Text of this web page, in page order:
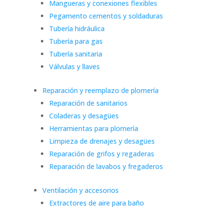
Mangueras y conexiones flexibles
Pegamento cementos y soldaduras
Tubería hidráulica
Tubería para gas
Tubería sanitaria
Válvulas y llaves
Reparación y reemplazo de plomería
Reparación de sanitarios
Coladeras y desagües
Herramientas para plomería
Limpieza de drenajes y desagües
Reparación de grifos y regaderas
Reparación de lavabos y fregaderos
Ventilación y accesorios
Extractores de aire para baño